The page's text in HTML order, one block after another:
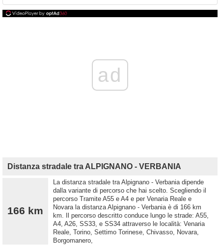
ad
Distanza stradale tra ALPIGNANO - VERBANIA
166 km
La distanza stradale tra Alpignano - Verbania dipende
dalla variante di percorso che hai scelto. Scegliendo il
percorso Tramite A55 e A4 e per Venaria Reale e
Novara la distanza Alpignano - Verbania è di 166 km
km. Il percorso descritto conduce lungo le strade: A55,
A4, A26, SS33, e SS34 attraverso le località: Venaria
Reale, Torino, Settimo Torinese, Chivasso, Novara,
Borgomanero,